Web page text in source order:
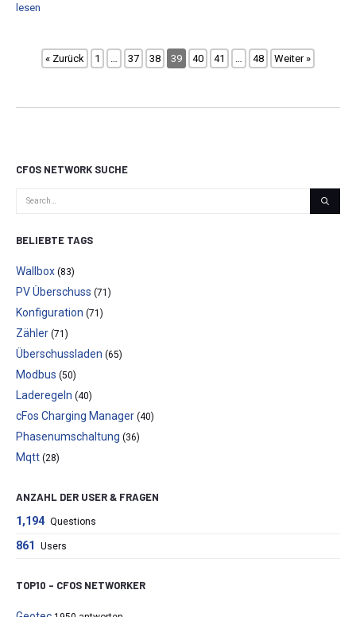
lesen
« Zurück 1 … 37 38 39 40 41 … 48 Weiter »
CFOS NETWORK SUCHE
BELIEBTE TAGS
Wallbox (83)
PV Überschuss (71)
Konfiguration (71)
Zähler (71)
Überschussladen (65)
Modbus (50)
Laderegeln (40)
cFos Charging Manager (40)
Phasenumschaltung (36)
Mqtt (28)
ANZAHL DER USER & FRAGEN
1,194 Questions
861 Users
TOP10 – CFOS NETWORKER